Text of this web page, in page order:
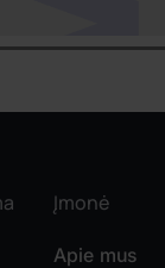
Įmonė
Apie mus